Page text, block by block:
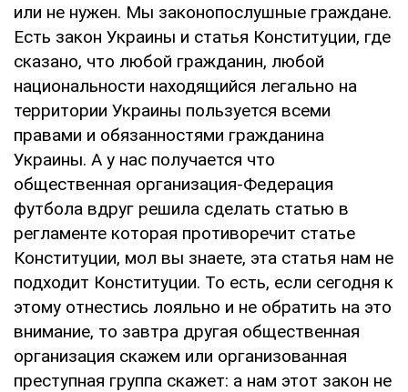
или не нужен. Мы законопослушные граждане.
Есть закон Украины и статья Конституции, где
сказано, что любой гражданин, любой
национальности находящийся легально на
территории Украины пользуется всеми
правами и обязанностями гражданина
Украины. А у нас получается что
общественная организация-Федерация
футбола вдруг решила сделать статью в
регламенте которая противоречит статье
Конституции, мол вы знаете, эта статья нам не
подходит Конституции. То есть, если сегодня к
этому отнестись лояльно и не обратить на это
внимание, то завтра другая общественная
организация скажем или организованная
преступная группа скажет: а нам этот закон не